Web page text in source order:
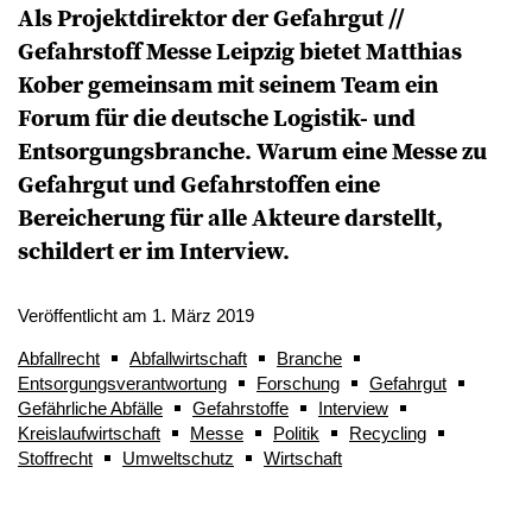
Als Projektdirektor der Gefahrgut //
Gefahrstoff Messe Leipzig bietet Matthias
Kober gemeinsam mit seinem Team ein
Forum für die deutsche Logistik- und
Entsorgungsbranche. Warum eine Messe zu
Gefahrgut und Gefahrstoffen eine
Bereicherung für alle Akteure darstellt,
schildert er im Interview.
Veröffentlicht am 1. März 2019
Abfallrecht Abfallwirtschaft
Branche
Entsorgungsverantwortung
Forschung
Gefahrgut
Gefährliche Abfälle
Gefahrstoffe
Interview
Kreislaufwirtschaft
Messe Politik
Recycling
Stoffrecht
Umweltschutz Wirtschaft